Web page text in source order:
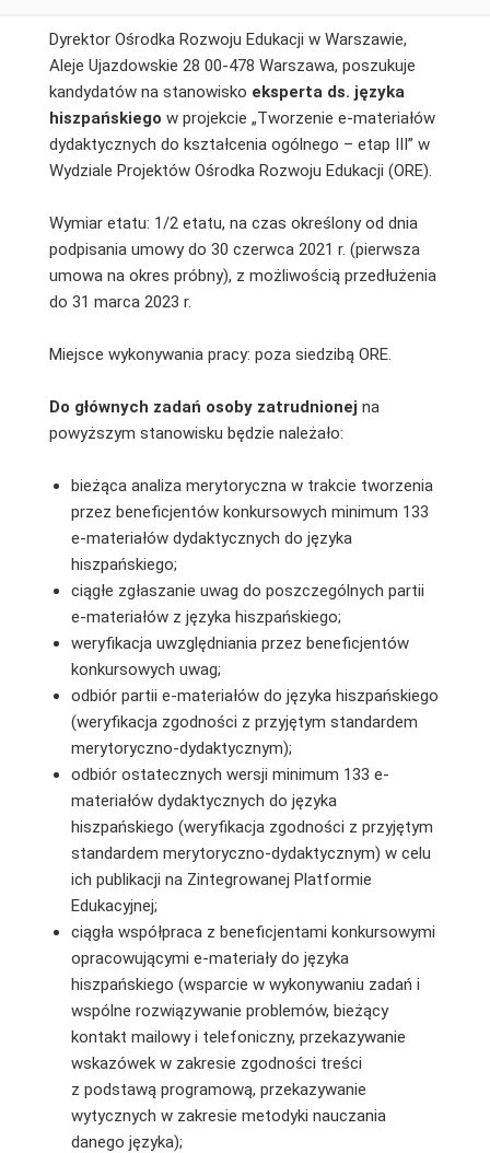
Dyrektor Ośrodka Rozwoju Edukacji w Warszawie,
Aleje Ujazdowskie 28 00-478 Warszawa, poszukuje
kandydatów na stanowisko eksperta ds. języka
hiszpańskiego w projekcie „Tworzenie e-materiałów
dydaktycznych do kształcenia ogólnego – etap III” w
Wydziale Projektów Ośrodka Rozwoju Edukacji (ORE).
Wymiar etatu: 1/2 etatu, na czas określony od dnia
podpisania umowy do 30 czerwca 2021 r. (pierwsza
umowa na okres próbny), z możliwością przedłużenia
do 31 marca 2023 r.
Miejsce wykonywania pracy: poza siedzibą ORE.
Do głównych zadań osoby zatrudnionej na
powyższym stanowisku będzie należało:
bieżąca analiza merytoryczna w trakcie tworzenia
przez beneficjentów konkursowych minimum 133
e-materiałów dydaktycznych do języka
hiszpańskiego;
ciągłe zgłaszanie uwag do poszczególnych partii
e-materiałów z języka hiszpańskiego;
weryfikacja uwzględniania przez beneficjentów
konkursowych uwag;
odbiór partii e-materiałów do języka hiszpańskiego
(weryfikacja zgodności z przyjętym standardem
merytoryczno-dydaktycznym);
odbiór ostatecznych wersji minimum 133 e-
materiałów dydaktycznych do języka
hiszpańskiego (weryfikacja zgodności z przyjętym
standardem merytoryczno-dydaktycznym) w celu
ich publikacji na Zintegrowanej Platformie
Edukacyjnej;
ciągła współpraca z beneficjentami konkursowymi
opracowującymi e-materiały do języka
hiszpańskiego (wsparcie w wykonywaniu zadań i
wspólne rozwiązywanie problemów, bieżący
kontakt mailowy i telefoniczny, przekazywanie
wskazówek w zakresie zgodności treści
z podstawą programową, przekazywanie
wytycznych w zakresie metodyki nauczania
danego języka);